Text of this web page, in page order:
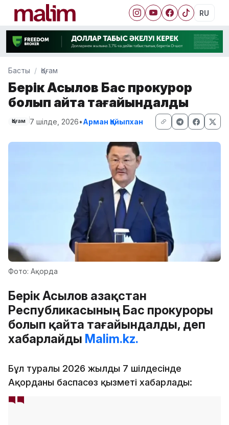
RU
Басты Қоғам
Берік Асылов Бас прокурор
болып қайта тағайындалды
Қоғам 7 шілде, 2026•Арман Қайыпхан
Фото: Ақорда
Берік Асылов Қазақстан
Республикасының Бас прокуроры
болып қайта тағайындалды, деп
хабарлайды Malim.kz.
Бұл туралы 2026 жылдың 7 шілдесінде
Ақорданың баспасөз қызметі хабарлады: